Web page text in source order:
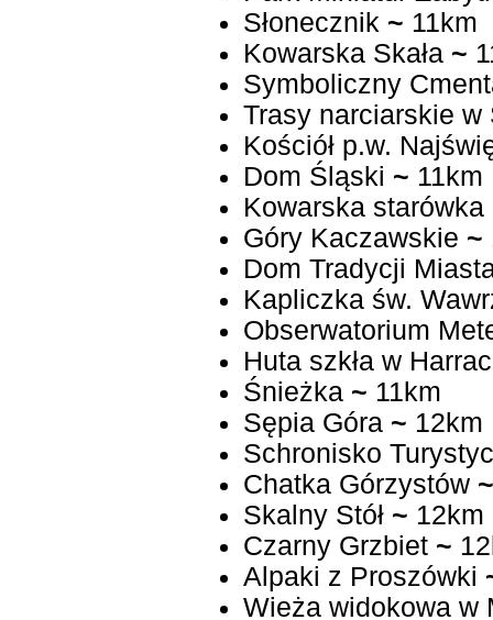
Słonecznik ~ 11km
Kowarska Skała ~
Symboliczny
Trasy narciarskie w
Kościół p.w.
Dom Śląski ~ 11km
Kowarska starówka
Góry Kaczawskie ~
Dom Tradycji
Kapliczka św.
Obserwatorium
Huta szkła w
Śnieżka ~ 11km
Sępia Góra ~ 12km
Schronisko
Chatka Górzystów ~
Skalny Stół ~ 12km
Czarny Grzbiet ~
Alpaki z Proszówki
Wieża widokowa w